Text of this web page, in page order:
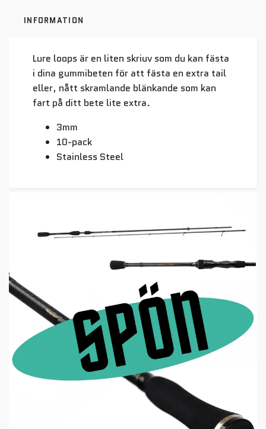
INFORMATION
Lure loops är en liten skriuv som du kan fästa
i dina gummibeten för att fästa en extra tail
eller, nått skramlande blänkande som kan
fart på ditt bete lite extra.
3mm
10-pack
Stainless Steel